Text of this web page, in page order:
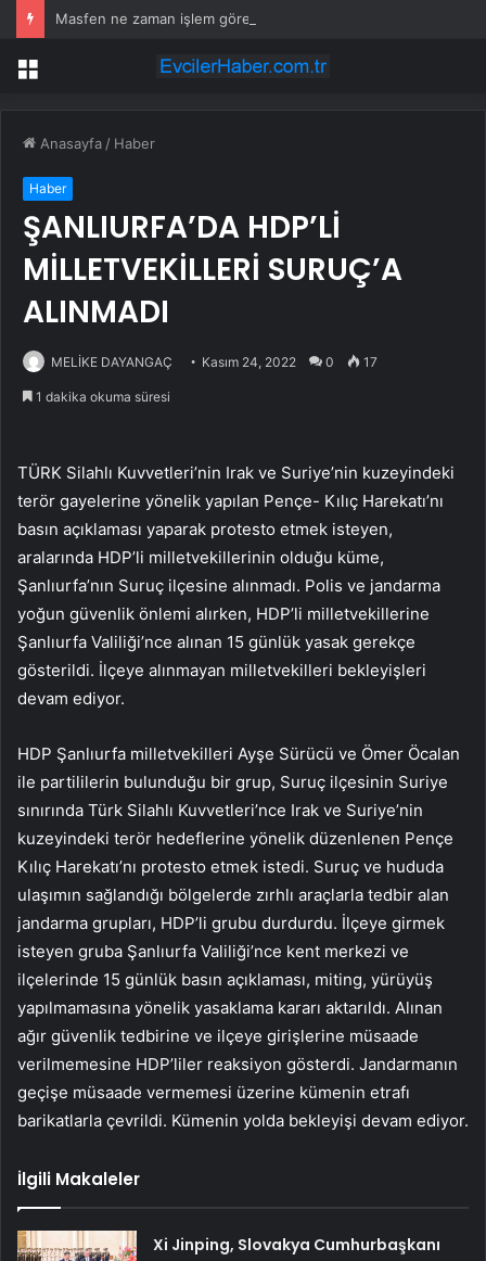
Menü
Anasayfa / Haber
Haber
ŞANLIURFA’DA HDP’Lİ
MİLLETVEKİLLERİ SURUÇ’A
ALINMADI
MELİKE DAYANGAÇ Kasım 24, 2022 0 17
1 dakika okuma süresi
TÜRK Silahlı Kuvvetleri’nin Irak ve Suriye’nin kuzeyindeki
terör gayelerine yönelik yapılan Pençe- Kılıç Harekatı’nı
basın açıklaması yaparak protesto etmek isteyen,
aralarında HDP’li milletvekillerinin olduğu küme,
Şanlıurfa’nın Suruç ilçesine alınmadı. Polis ve jandarma
yoğun güvenlik önlemi alırken, HDP’li milletvekillerine
Şanlıurfa Valiliği’nce alınan 15 günlük yasak gerekçe
gösterildi. İlçeye alınmayan milletvekilleri bekleyişleri
devam ediyor.
HDP Şanlıurfa milletvekilleri Ayşe Sürücü ve Ömer Öcalan
ile partililerin bulunduğu bir grup, Suruç ilçesinin Suriye
sınırında Türk Silahlı Kuvvetleri’nce Irak ve Suriye’nin
kuzeyindeki terör hedeflerine yönelik düzenlenen Pençe
Kılıç Harekatı’nı protesto etmek istedi. Suruç ve hududa
ulaşımın sağlandığı bölgelerde zırhlı araçlarla tedbir alan
jandarma grupları, HDP’li grubu durdurdu. İlçeye girmek
isteyen gruba Şanlıurfa Valiliği’nce kent merkezi ve
ilçelerinde 15 günlük basın açıklaması, miting, yürüyüş
yapılmamasına yönelik yasaklama kararı aktarıldı. Alınan
ağır güvenlik tedbirine ve ilçeye girişlerine müsaade
verilmemesine HDP’liler reaksiyon gösterdi. Jandarmanın
geçişe müsaade vermemesi üzerine kümenin etrafı
barikatlarla çevrildi. Kümenin yolda bekleyişi devam ediyor.
İlgili Makaleler
Xi Jinping, Slovakya Cumhurbaşkanı